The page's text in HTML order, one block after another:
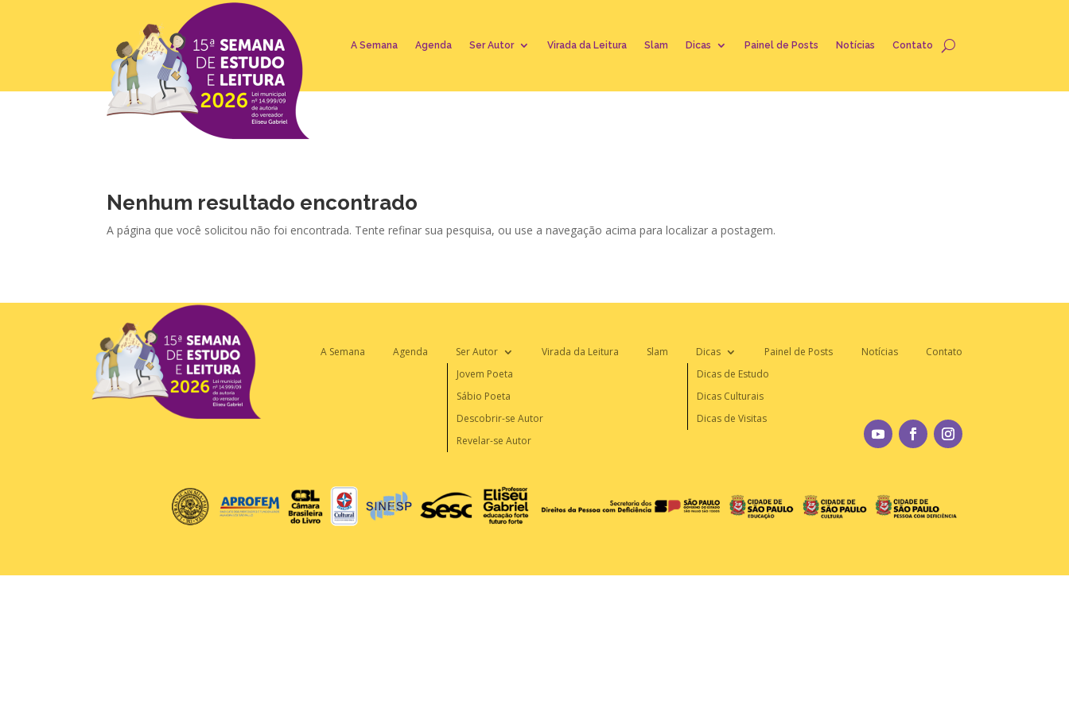
A Semana Agenda Ser Autor Virada da Leitura Slam Dicas Painel de Posts Notícias Contato
Nenhum resultado encontrado
A página que você solicitou não foi encontrada. Tente refinar sua pesquisa, ou use a navegação acima para localizar a postagem.
A Semana Agenda
Ser Autor
Jovem Poeta
Sábio Poeta
Descobrir-se Autor
Revelar-se Autor
Virada da Leitura Slam
Dicas
Dicas de Estudo
Dicas Culturais
Dicas de Visitas
Painel de Posts Notícias Contato